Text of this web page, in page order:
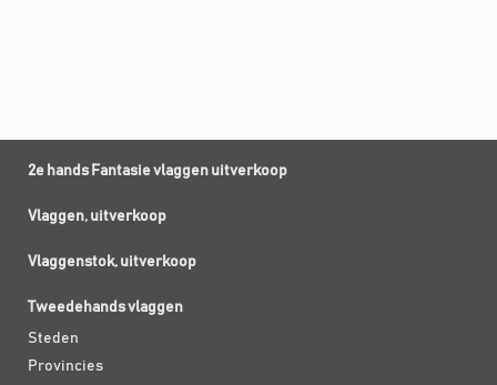
2e hands Fantasie vlaggen uitverkoop
Vlaggen, uitverkoop
Vlaggenstok, uitverkoop
Tweedehands vlaggen
Steden
Provincies